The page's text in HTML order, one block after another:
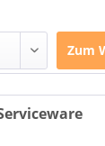
Zum